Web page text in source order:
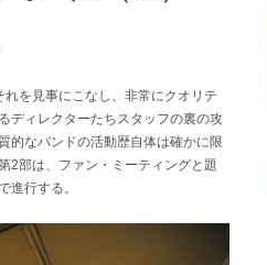
を見事にこなし、非常にクオリテ
ディレクターたちスタッフの裏の攻
的なバンドの活動歴自体は確かに限
2部は、ファン・ミーティングと題
進行する。